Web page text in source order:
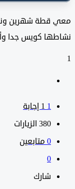
شهرين ونص
كويس جدا وأكلها
380 الزيارات
متابعين
شارك